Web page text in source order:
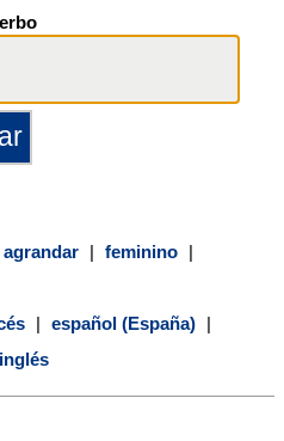
agrandar | feminino |
| español (España) |
inglés